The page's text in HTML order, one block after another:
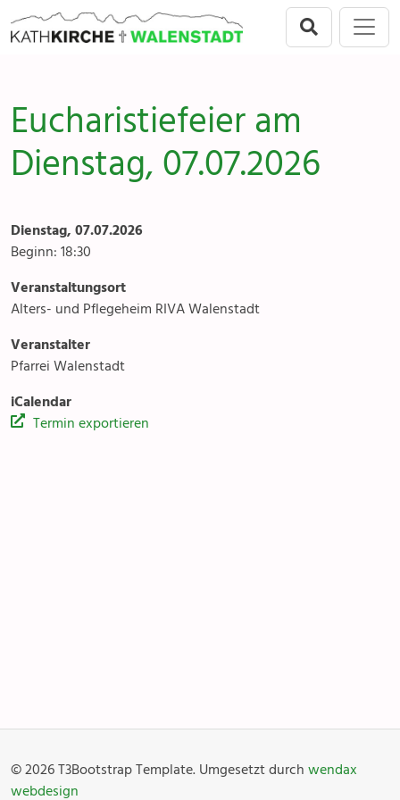
Direkt zur Hauptnavigation springen
Direkt zum Inhalt springen
Eucharistiefeier am
Dienstag, 07.07.2026
Dienstag, 07.07.2026
Beginn: 18:30
Veranstaltungsort
Alters- und Pflegeheim RIVA Walenstadt
Veranstalter
Pfarrei Walenstadt
iCalendar
Termin exportieren
© 2026 T3Bootstrap Template. Umgesetzt durch wendax
webdesign
Menu
Flums
Berschis-Tscherlach
Mols-Murg-Quarten
Walenstadt
Gottesdienste
Angebote & Sakramente
Aktuelles & Fotogalerien
Kirchentreff Rägabogä
Angebot & Sakramente
Aktuelles
Fotogalerie
Links